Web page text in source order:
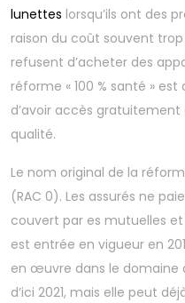
lunettes lorsqu’ils ont des
raison du coût souvent
refusent d’acheter des
réforme « 100 % santé »
d’avoir accès
qualité.
Le nom original de la
(RAC 0). Les assurés ne
couvert par es mutuelles
est entrée en vigueur en
en œuvre dans le domaine
d’ici 2021, mais elle peut